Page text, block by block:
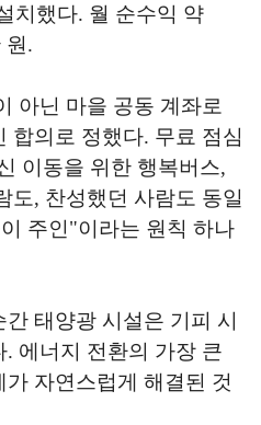
치했다. 월 순수익 약
원.
아닌 마을 공동 계좌로
합의로 정했다. 무료 점심
이동을 위한 행복버스,
도, 찬성했던 사람도 동일
주인"이라는 원칙 하나
태양광 시설은 기피 시
에너지 전환의 가장 큰
자연스럽게 해결된 것